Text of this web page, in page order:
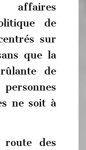
affaires
de
sur
que la
de
ne soit à
des